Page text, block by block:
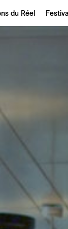
du Réel